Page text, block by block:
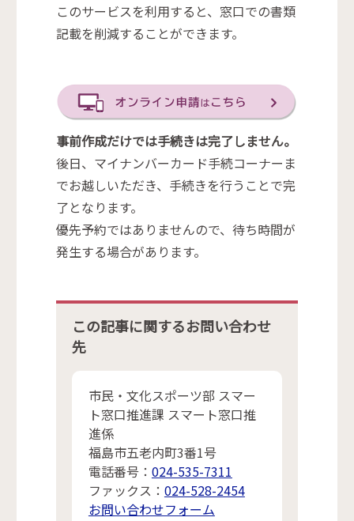
このサービスを利用すると、窓口での書類
記載を削減することができます。
事前作成だけでは手続きは完了しません。
後日、マイナンバーカード手続コーナーま
でお越しいただき、手続きを行うことで完
了となります。
優先予約ではありませんので、待ち時間が
発生する場合があります。
この記事に関するお問い合わせ
先
市民・文化スポーツ部 スマー
ト窓口推進課 スマート窓口推
進係
福島市五老内町3番1号
電話番号： 024-535-7311
ファックス： 024-528-2454
お問い合わせフォーム